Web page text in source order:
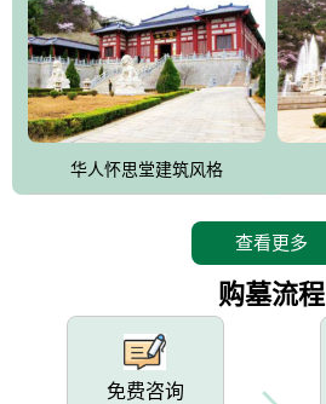
华人怀思堂建筑风格
查看更多
购墓流程
免费咨询